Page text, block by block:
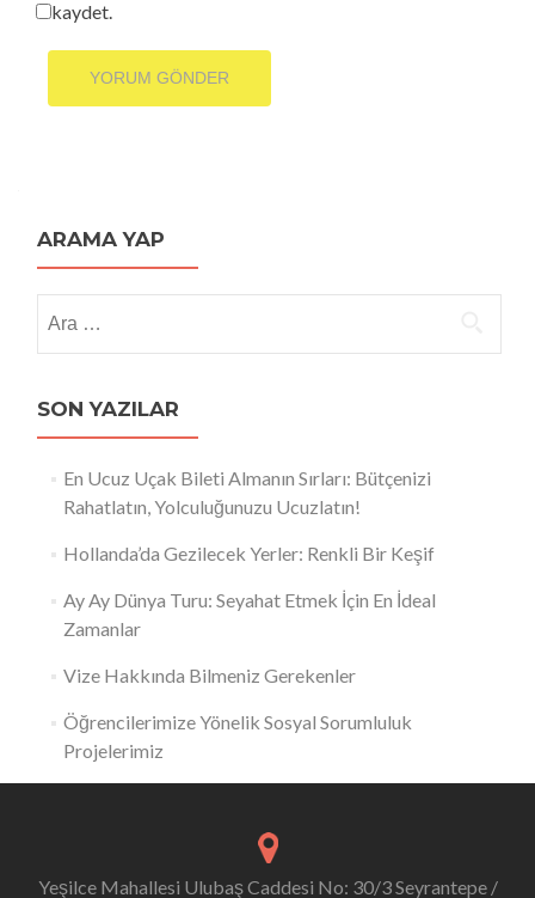
kaydet.
ARAMA YAP
SON YAZILAR
En Ucuz Uçak Bileti Almanın Sırları: Bütçenizi
Rahatlatın, Yolculuğunuzu Ucuzlatın!
Hollanda’da Gezilecek Yerler: Renkli Bir Keşif
Ay Ay Dünya Turu: Seyahat Etmek İçin En İdeal
Zamanlar
Vize Hakkında Bilmeniz Gerekenler
Öğrencilerimize Yönelik Sosyal Sorumluluk
Projelerimiz
Yeşilce Mahallesi Ulubaş Caddesi No: 30/3 Seyrantepe /